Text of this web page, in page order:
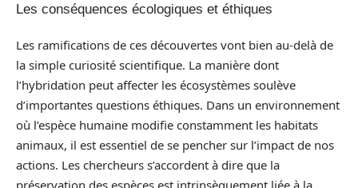
Les conséquences écologiques et éthiques
Les ramifications de ces découvertes vont bien au-delà de
la simple curiosité scientifique. La manière dont
l’hybridation peut affecter les écosystèmes soulève
d’importantes questions éthiques. Dans un environnement
où l’espèce humaine modifie constamment les habitats
animaux, il est essentiel de se pencher sur l’impact de nos
actions. Les chercheurs s’accordent à dire que la
préservation des espèces est intrinsèquement liée à la